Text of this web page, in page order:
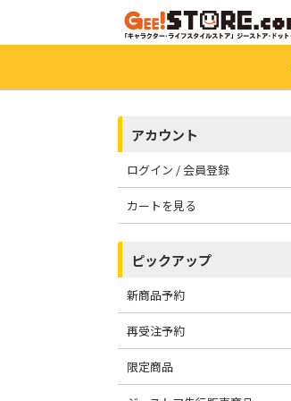
アカウント
ログイン / 会員登録
カートを見る
ピックアップ
新商品予約
再受注予約
限定商品